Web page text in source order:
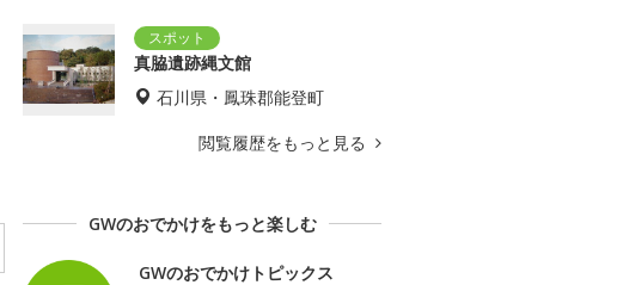
真脇遺跡縄文館
石川県・鳳珠郡能登町
閲覧履歴をもっと見る
GWのおでかけをもっと楽しむ
GWのおでかけトピックス